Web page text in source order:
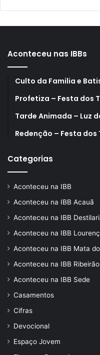
Aconteceu nas IBBs
Culto da Familia e
Profetiza – Festa dos
Tarde Animada – Luz
Redenção – Festa
Categorias
Aconteceu na IBB
Aconteceu na IBB Acauã
Aconteceu na IBB
Aconteceu na IBB
Aconteceu na IBB Mata
Aconteceu na IBB
Aconteceu na IBB Sede
Casamentos
Cifras
Devocional
Espaço Jovem